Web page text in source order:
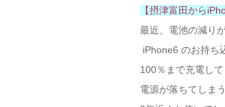
【摂津富田から
最近、電池の減り
iPhone6 のお持ち
100％まで充電し
電源が落ちてしま